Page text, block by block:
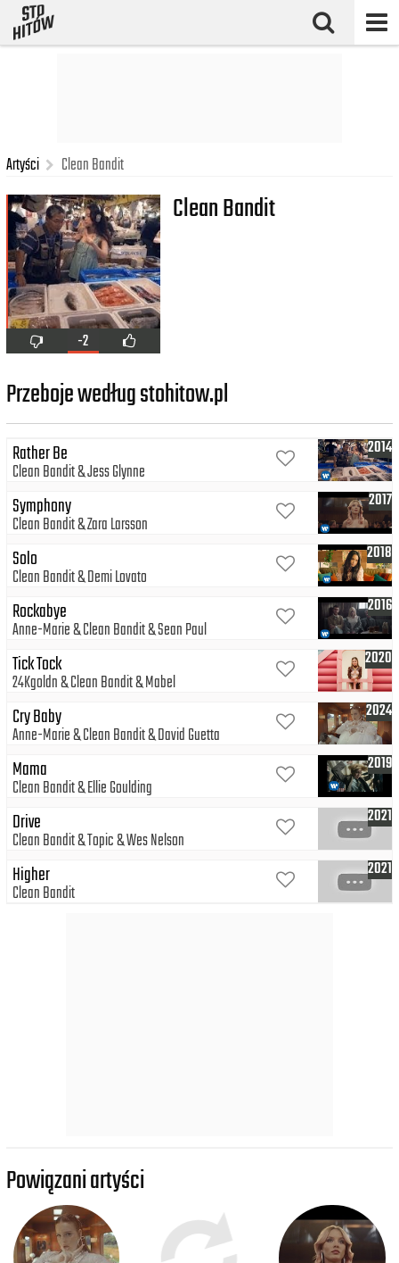
Artyści Clean Bandit
-2
Clean Bandit
Przeboje według stohitow.pl
2014
Rather Be
Clean Bandit Jess Glynne
2017
Symphony
Clean Bandit Zara Larsson
2018
Solo
Clean Bandit Demi Lovato
2016
Rockabye
Anne-Marie Clean Bandit Sean Paul
2020
Tick Tock
24Kgoldn Clean Bandit Mabel
2024
Cry Baby
Anne-Marie Clean Bandit David Guetta
2019
Mama
Clean Bandit Ellie Goulding
2021
Drive
Clean Bandit Topic Wes Nelson
2021
Higher
Clean Bandit
Powiązani artyści